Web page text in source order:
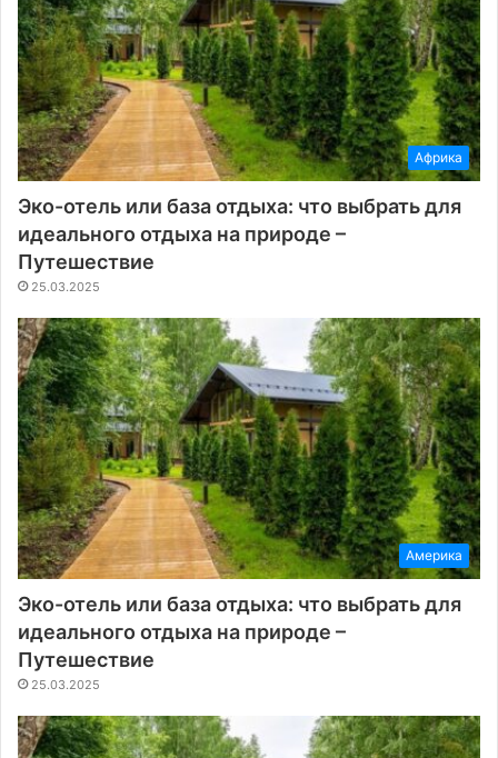
Африка
Эко-отель или база отдыха: что выбрать для
идеального отдыха на природе –
Путешествие
25.03.2025
Америка
Эко-отель или база отдыха: что выбрать для
идеального отдыха на природе –
Путешествие
25.03.2025